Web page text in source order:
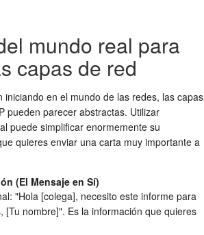
mundo real para
capas de red
iniciando en el mundo de las redes, las capas
pueden parecer abstractas. Utilizar
puede simplificar enormemente su
quieres enviar una carta muy importante a
(El Mensaje en Sí)
"Hola [colega], necesito este informe para
[Tu nombre]". Es la información que quieres